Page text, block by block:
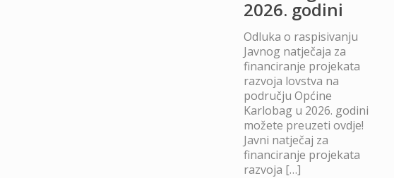
2026. godini
Odluka o raspisivanju
Javnog natječaja za
financiranje projekata
razvoja lovstva na
području Općine
Karlobag u 2026. godini
možete preuzeti ovdje!
Javni natječaj za
financiranje projekata
razvoja […]